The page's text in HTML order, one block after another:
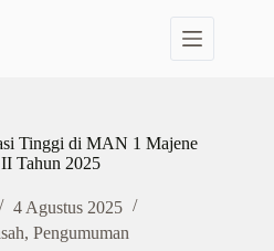
Tinggi di MAN 1 Majene
Tahun 2025
4 Agustus 2025
,Pengumuman